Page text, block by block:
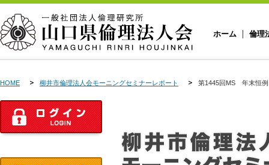
ホーム 倫理
HOME 柳井市倫理法人会モーニングセミナーレポート 第1445回MS 年末恒